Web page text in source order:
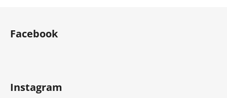
Facebook
Instagram